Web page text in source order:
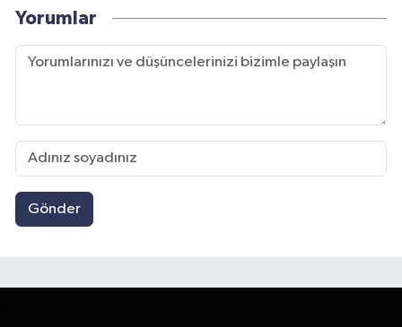
Yorumlar
Gönder